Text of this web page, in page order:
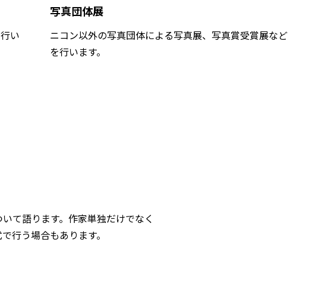
い
写真団体展
ニコン以外の写真団体による写真展、写真賞受賞展など
を行います。
て語ります。作家単独だけでなく
行う場合もあります。